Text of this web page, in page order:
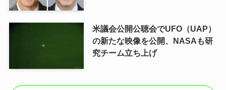
米議会公開公聴会でUFO（UAP）
の新たな映像を公開、NASAも研
究チーム立ち上げ